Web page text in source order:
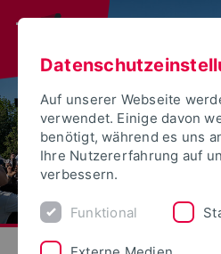
Auf unserer Webseite
verwendet. Einige davon
benötigt, während es uns
Ihre Nutzererfahrung auf
verbessern.
Funktional